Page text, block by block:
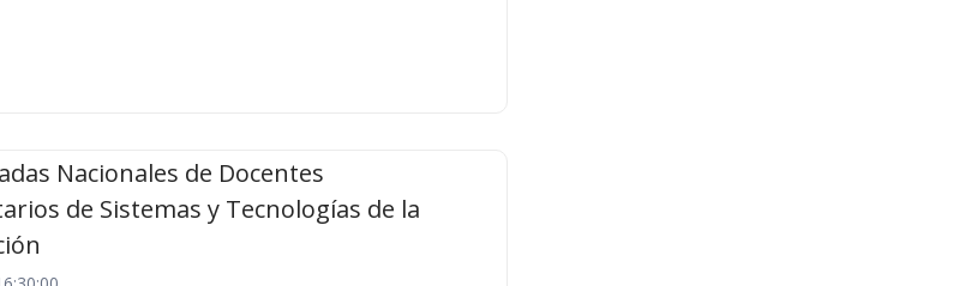
Nacionales de Docentes
de Sistemas y Tecnologías de la